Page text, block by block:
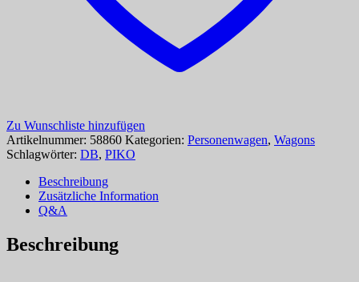
Zu Wunschliste hinzufügen
Artikelnummer: 58860 Kategorien: Personenwagen, Wagons
Schlagwörter: DB, PIKO
Beschreibung
Zusätzliche Information
Q&A
Beschreibung